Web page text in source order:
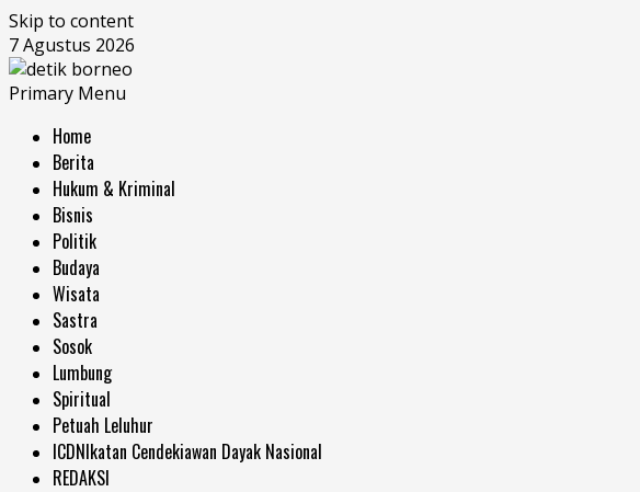
Skip to content
7 Agustus 2026
Primary Menu
Home
Berita
Hukum & Kriminal
Bisnis
Politik
Budaya
Wisata
Sastra
Sosok
Lumbung
Spiritual
Petuah Leluhur
ICDNIkatan Cendekiawan Dayak Nasional
REDAKSI